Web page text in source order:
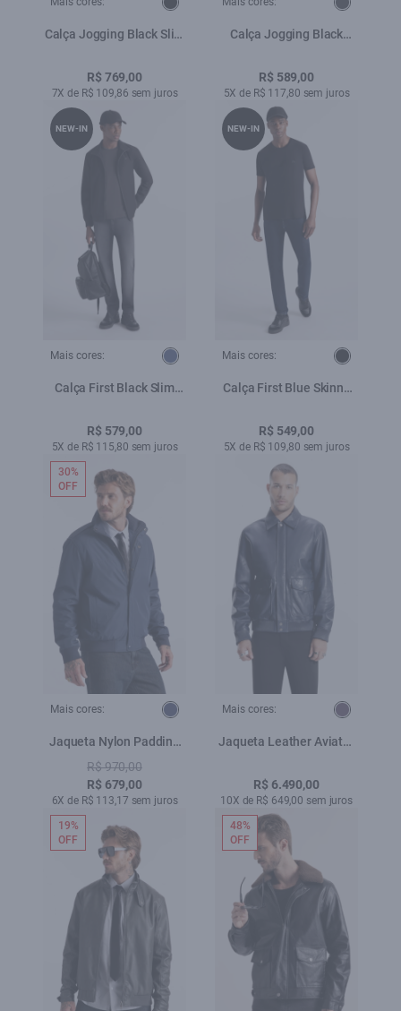
Calça Jogging Black Slim
Pincelado
R$ 769,00
7X de R$ 109,86 sem juros
Calça Jogging Black
R$ 589,00
5X de R$ 117,80 sem juros
Mais cores:
Calça First Black Slim
R$ 579,00
5X de R$ 115,80 sem juros
NEW-IN
Mais cores:
Calça First Blue Skinny
R$ 549,00
5X de R$ 109,80 sem juros
NEW-IN
Mais cores:
Jaqueta Nylon Padding
Sport Dark Navy
R$ 970,00
R$ 679,00
6X de R$ 113,17 sem juros
30%
OFF
Mais cores:
Jaqueta Leather Aviator
R$ 6.490,00
10X de R$ 649,00 sem juros
19%
OFF
48%
OFF